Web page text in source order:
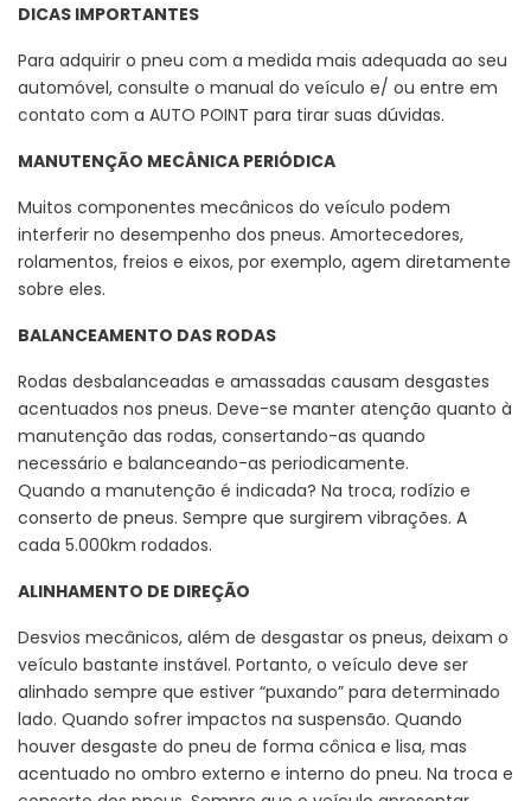
DICAS IMPORTANTES
Para adquirir o pneu com a medida mais adequada ao seu
automóvel, consulte o manual do veículo e/ ou entre em
contato com a AUTO POINT para tirar suas dúvidas.
MANUTENÇÃO MECÂNICA PERIÓDICA
Muitos componentes mecânicos do veículo podem
interferir no desempenho dos pneus. Amortecedores,
rolamentos, freios e eixos, por exemplo, agem diretamente
sobre eles.
BALANCEAMENTO DAS RODAS
Rodas desbalanceadas e amassadas causam desgastes
acentuados nos pneus. Deve-se manter atenção quanto à
manutenção das rodas, consertando-as quando
necessário e balanceando-as periodicamente.
Quando a manutenção é indicada? Na troca, rodízio e
conserto de pneus. Sempre que surgirem vibrações. A
cada 5.000km rodados.
ALINHAMENTO DE DIREÇÃO
Desvios mecânicos, além de desgastar os pneus, deixam o
veículo bastante instável. Portanto, o veículo deve ser
alinhado sempre que estiver “puxando” para determinado
lado. Quando sofrer impactos na suspensão. Quando
houver desgaste do pneu de forma cônica e lisa, mas
acentuado no ombro externo e interno do pneu. Na troca e